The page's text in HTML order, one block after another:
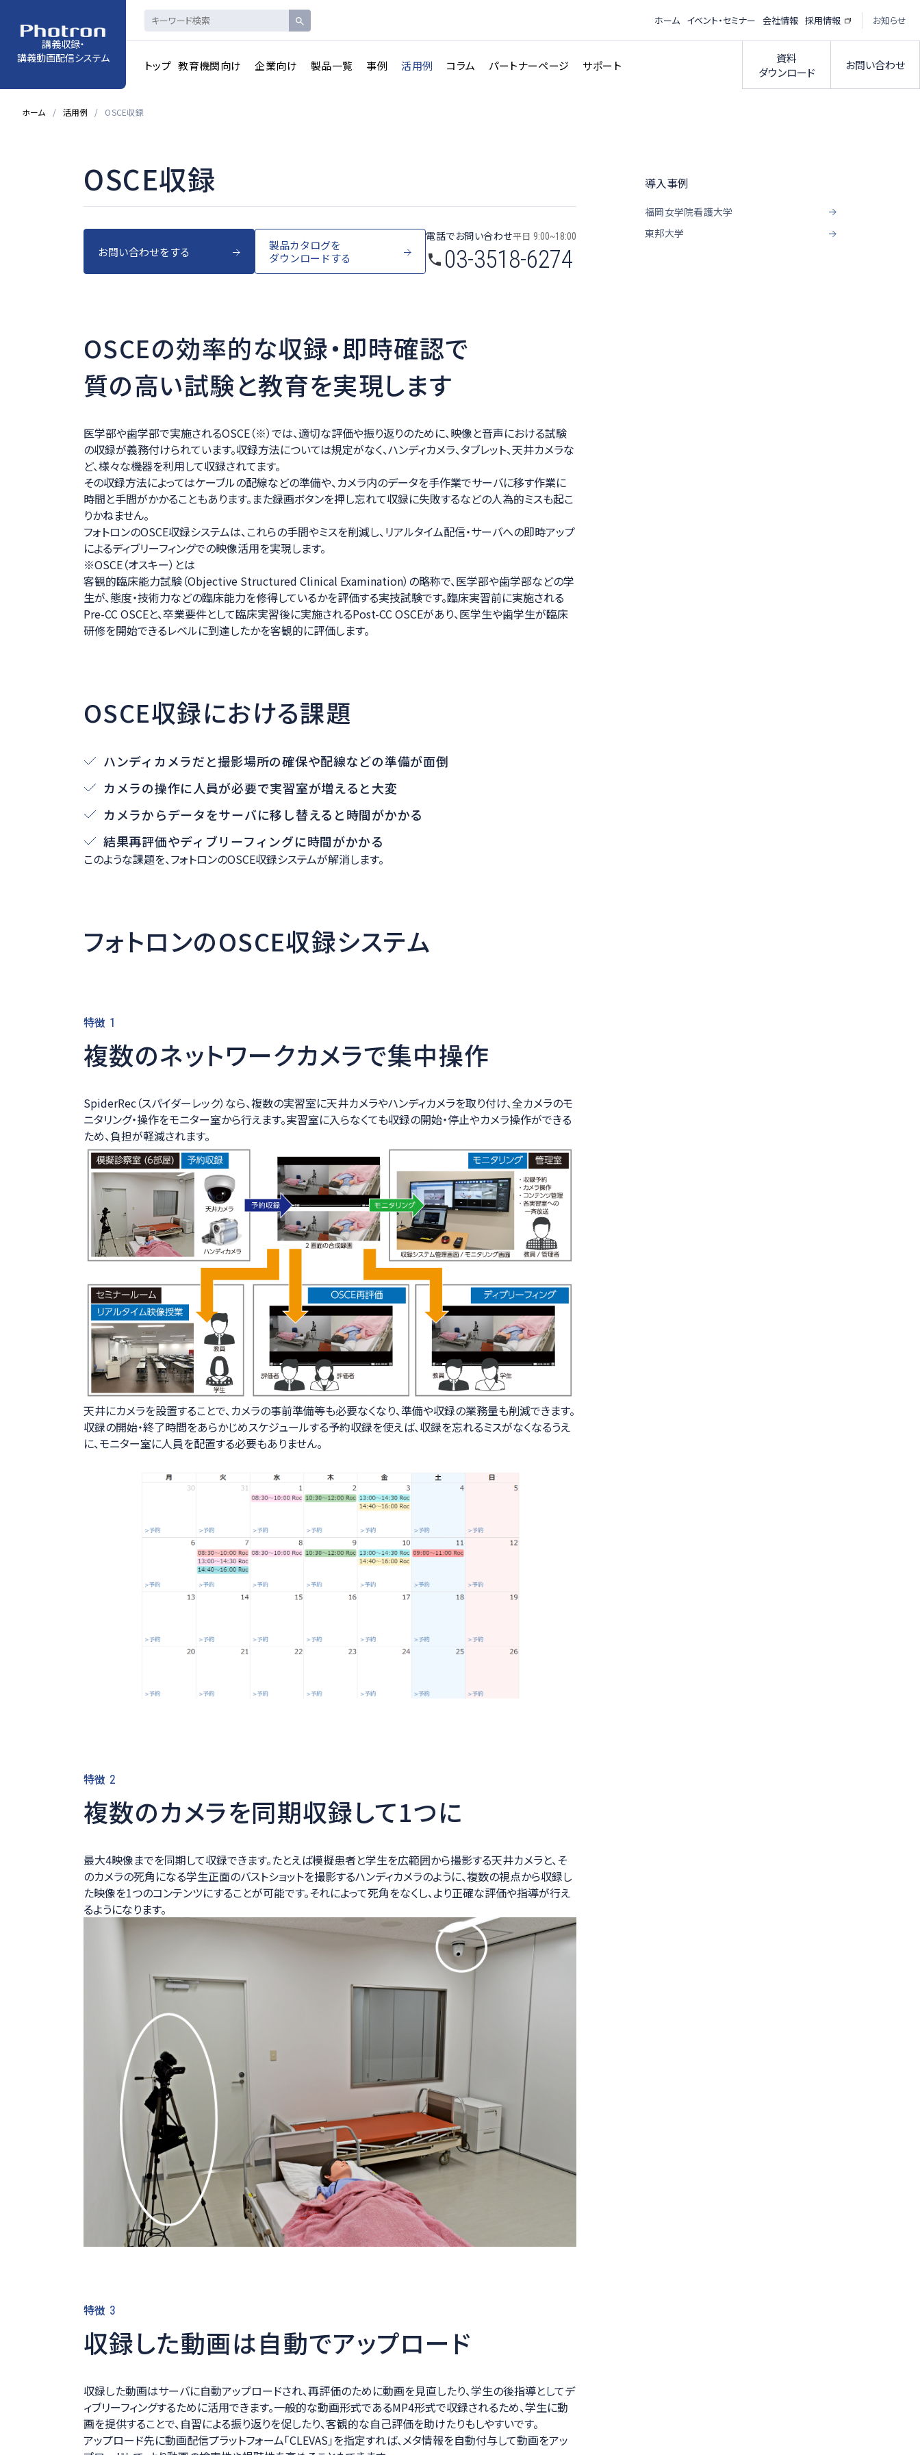
講義収録・
講義動画配信システム
トップ 教育機関向け 企業向け 製品一覧 事例 活用例 コラム パートナーページ サポート
資料
ダウンロード
お問い合わせ
ホーム イベント・セミナー 会社情報 採用情報 お知らせ
ホーム 活用例 OSCE収録
OSCE収録
お問い合わせをする 製品カタログを
ダウンロードする
電話でお問い合わせ平日 9:00~18:00
03-3518-6274
OSCEの効率的な収録・即時確認で
質の高い試験と教育を実現します
医学部や歯学部で実施されるOSCE（※）では、適切な評価や振り返りのために、映像と音声における試験
の収録が義務付けられています。収録方法については規定がなく、ハンディカメラ、タブレット、天井カメラな
ど、様々な機器を利用して収録されてます。
その収録方法によってはケーブルの配線などの準備や、カメラ内のデータを手作業でサーバに移す作業に
時間と手間がかかることもあります。また録画ボタンを押し忘れて収録に失敗するなどの人為的ミスも起こ
りかねません。
フォトロンのOSCE収録システムは、これらの手間やミスを削減し、リアルタイム配信・サーバへの即時アップ
によるディブリーフィングでの映像活用を実現します。
※OSCE（オスキー）とは
客観的臨床能力試験（Objective Structured Clinical Examination）の略称で、医学部や歯学部などの学
生が、態度・技術力などの臨床能力を修得しているかを評価する実技試験です。臨床実習前に実施される
Pre-CC OSCEと、卒業要件として臨床実習後に実施されるPost-CC OSCEがあり、医学生や歯学生が臨床
研修を開始できるレベルに到達したかを客観的に評価します。
OSCE収録における課題
ハンディカメラだと撮影場所の確保や配線などの準備が面倒
カメラの操作に人員が必要で実習室が増えると大変
カメラからデータをサーバに移し替えると時間がかかる
結果再評価やディブリーフィングに時間がかかる
このような課題を、フォトロンのOSCE収録システムが解消します。
フォトロンのOSCE収録システム
特徴 1
複数のネットワークカメラで集中操作
SpiderRec（スパイダーレック）なら、複数の実習室に天井カメラやハンディカメラを取り付け、全カメラのモ
ニタリング・操作をモニター室から行えます。実習室に入らなくても収録の開始・停止やカメラ操作ができる
ため、負担が軽減されます。
天井にカメラを設置することで、カメラの事前準備等も必要なくなり、準備や収録の業務量も削減できます。
収録の開始・終了時間をあらかじめスケジュールする予約収録を使えば、収録を忘れるミスがなくなるうえ
に、モニター室に人員を配置する必要もありません。
特徴 2
複数のカメラを同期収録して1つに
最大4映像までを同期して収録できます。たとえば模擬患者と学生を広範囲から撮影する天井カメラと、そ
のカメラの死角になる学生正面のバストショットを撮影するハンディカメラのように、複数の視点から収録し
た映像を1つのコンテンツにすることが可能です。それによって死角をなくし、より正確な評価や指導が行え
るようになります。
特徴 3
収録した動画は自動でアップロード
収録した動画はサーバに自動アップロードされ、再評価のために動画を見直したり、学生の後指導としてデ
ィブリーフィングするために活用できます。一般的な動画形式であるMP4形式で収録されるため、学生に動
画を提供することで、自習による振り返りを促したり、客観的な自己評価を助けたりもしやすいです。
アップロード先に動画配信プラットフォーム「CLEVAS」を指定すれば、メタ情報を自動付与して動画をアッ
導入事例
福岡女学院看護大学
東邦大学